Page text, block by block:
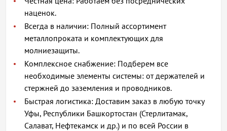
наценок.
Всегда в наличии: Полный ассортимент
металлопроката и комплектующих для
молниезащиты.
Комплексное снабжение: Подберем все
необходимые элементы системы: от держателей и
стержней до заземления и проводников.
Быстрая логистика: Доставим заказ в любую точку
Уфы, Республики Башкортостан (Стерлитамак,
Салават, Нефтекамск и др.) и по всей России в